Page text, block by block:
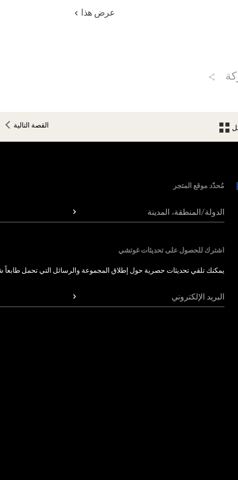
عرض هذا
القصة التالية
مُحدّد موقع المتجر
الدولة/المنطقة، المدينة
اشترك للحصول على تحديثات غوتشي
يمكنك تلقي تحديثات حصرية حول إطلاق المجموعة والرسائل التي تحمل طابعاً
البريد الإلكتروني